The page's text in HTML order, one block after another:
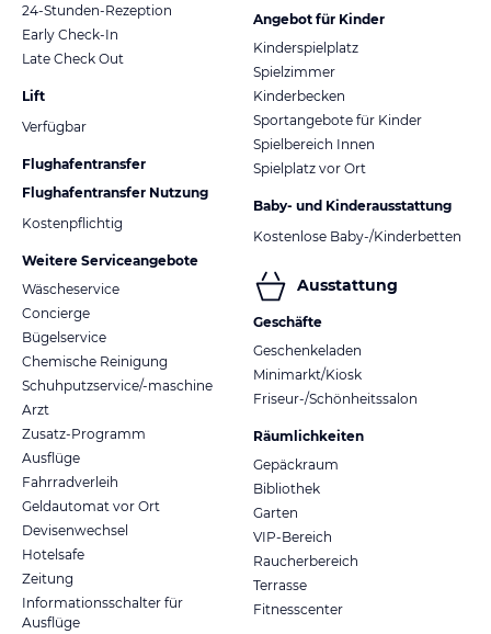
24-Stunden-Rezeption
Early Check-In
Late Check Out
Lift
Verfügbar
Flughafentransfer
Flughafentransfer Nutzung
Kostenpflichtig
Weitere Serviceangebote
Wäscheservice
Concierge
Bügelservice
Chemische Reinigung
Schuhputzservice/-maschine
Arzt
Zusatz-Programm
Ausflüge
Fahrradverleih
Geldautomat vor Ort
Devisenwechsel
Hotelsafe
Zeitung
Informationsschalter für
Ausflüge
Angebot für Kinder
Kinderspielplatz
Spielzimmer
Kinderbecken
Sportangebote für Kinder
Spielbereich Innen
Spielplatz vor Ort
Baby- und Kinderausstattung
Kostenlose Baby-/Kinderbetten
Ausstattung
Geschäfte
Geschenkeladen
Minimarkt/Kiosk
Friseur-/Schönheitssalon
Räumlichkeiten
Gepäckraum
Bibliothek
Garten
VIP-Bereich
Raucherbereich
Terrasse
Fitnesscenter